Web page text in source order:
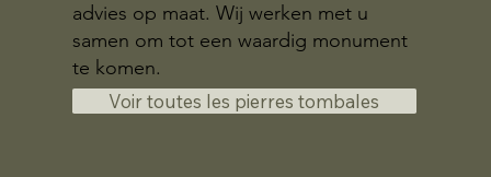
advies op maat. Wij werken met u
samen om tot een waardig monument
te komen.
Voir toutes les pierres tombales